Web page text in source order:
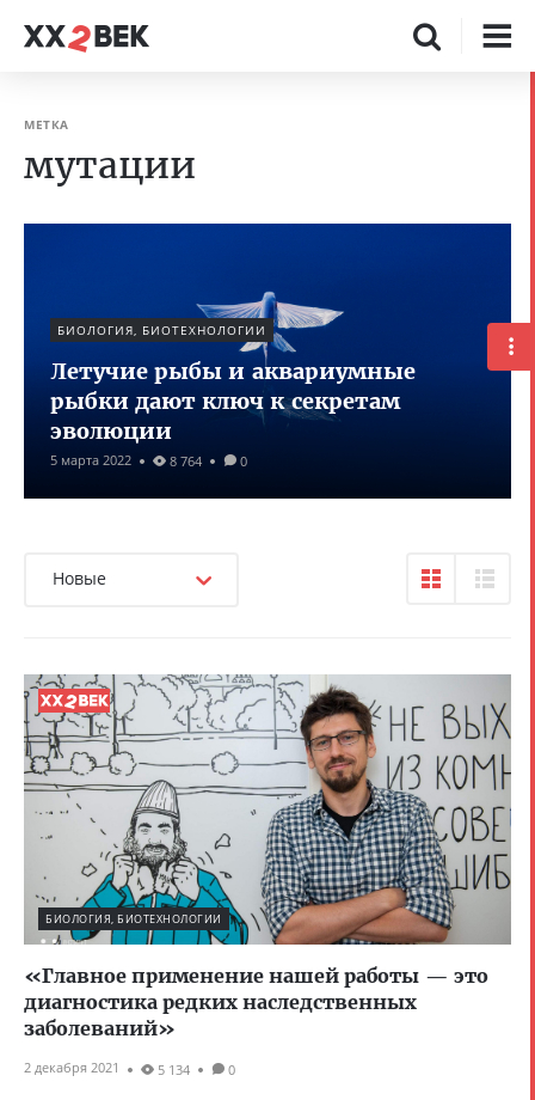
МЕТКА
мутации
БИОЛОГИЯ, БИОТЕХНОЛОГИИ
Летучие рыбы и аквариумные
рыбки дают ключ к секретам
эволюции
5 марта 2022 8 764 0
Новые
БИОЛОГИЯ, БИОТЕХНОЛОГИИ
«Главное применение нашей работы — это
диагностика редких наследственных
заболеваний»
2 декабря 2021 5 134 0